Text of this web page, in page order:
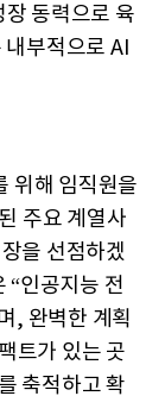
장 동력으로 육
내부적으로 AI
위해 임직원을
주요 계열사
을 선점하겠
“인공지능 전
, 완벽한 계획
트가 있는 곳
축적하고 확